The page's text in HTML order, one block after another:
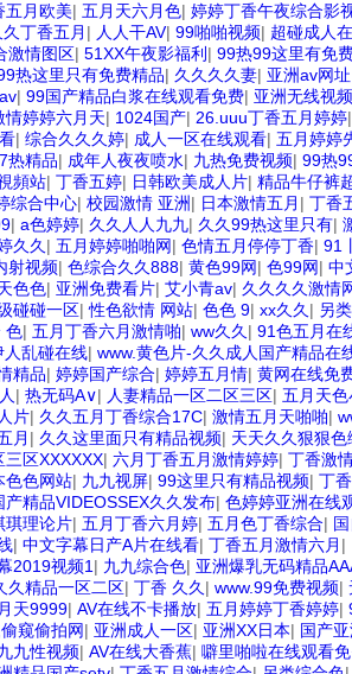
五月欧美| 五月天六月色| 婷婷丁香午夜综合影
丁香五月 | 人人干AV| 99啪啪视频| 超碰成人
激情图区| 51XX午夜影福利 | 99热99这里有免
热这里只有免费精品| 久久久久妻| 亚洲av网址
| 99国产精品白浆在线观看免费| 亚洲无线视频
情婷婷六月天| 1024国产| 26.uuu丁香五月婷婷
| 综合久久久婷| 成人一区在线观看| 五月婷婷
热精品| 成年人夜夜喷水| 九热免费视频| 99热
頻站| 丁香五婷| 日韩欧美成人片| 精品牛仔裤
综合中心| 校园激情 亚洲| 日本激情五月 | 丁香
| a色婷婷| 久久人人九九| 久久99热这里只有|
久久 | 五月婷婷啪啪网| 色情五月停停丁香| 91
射视频| 色综合久久888| 黄色99网| 色99网| 中
色色| 亚洲免费看片| 艾小青av| 久久久久激情
碰碰一区|性色欲情 网站| 色色 9| xx久久 | 另
色| 五月丁香六月激情啪| ww久久 | 91色五月在
人乱碰在线| www.黄色片-久久成人国产精品在
精品| 婷婷国产综合| 婷婷五月情| 黄网在线免
| 热无码A∨| 人妻精品一区二区三区| 五月天色
片| 久久五月丁香综合17C| 激情五月天啪啪|
月 | 久久这里面只有精品视频| 天天久久狠狠色
三区XXXXXX| 六月丁香五月激情婷婷| 丁香激
色色网站| 九九视屏| 99这里只有精品视频| 丁
产精品VIDEOSSEX久久发布| 色婷婷亚洲在线
琪理论片| 五月丁香六月婷| 五月色丁香综合|
| 中文字幕日产A片在线看| 丁香五月激情六月 |
2019视频1 | 九九综合色| 亚洲爆乳无码精品
久精品一区二区| 丁香 久久 | www.99免费视频|
天9999| AV在线不卡播放| 五月婷婷丁香婷婷|
窥偷拍网| 亚洲成人一区| 亚洲XX日本| 国产
九性视频| AV在线大香蕉| 噼里啪啦在线观看